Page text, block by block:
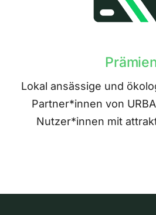
Lokal ansässige und
Partner*innen von
Nutzer*innen mit